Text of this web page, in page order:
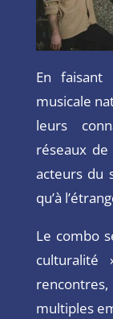
En
musicale
leurs
réseaux
acteurs du
qu’à
Le combo
culturalité
multiples